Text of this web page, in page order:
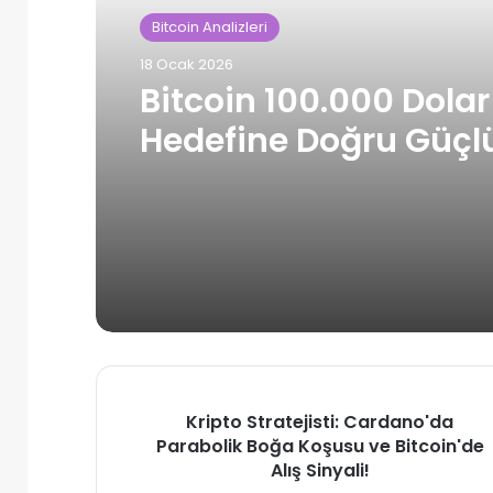
Bitcoin Analizleri
18 Ocak 2026
Bitcoin 100.000 Dolar
Hedefine Doğru
Stratejisti:
Cardano'da
Kripto Stratejisti: Cardano'da
Parabolik Boğa Koşusu ve Bitcoin'de
Alış Sinyali!